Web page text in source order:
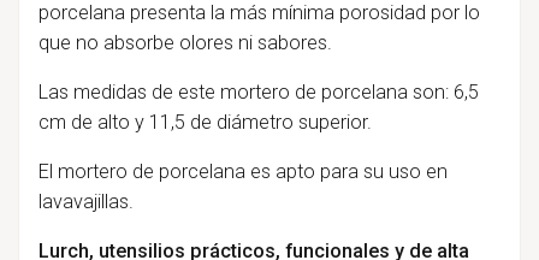
porcelana presenta la más mínima porosidad por lo
que no absorbe olores ni sabores.
Las medidas de este mortero de porcelana son: 6,5
cm de alto y 11,5 de diámetro superior.
El mortero de porcelana es apto para su uso en
lavavajillas.
Lurch, utensilios prácticos, funcionales y de alta